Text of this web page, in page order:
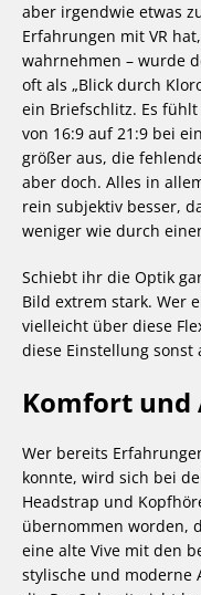
aber irgendwie etwas
Erfahrungen mit VR
wahrnehmen – wurde
oft als „Blick durch
ein Briefschlitz. Es
von 16:9 auf 21:9 bei
größer aus, die
aber doch. Alles in
rein subjektiv besser,
weniger wie durch
Schiebt ihr die Optik
Bild extrem stark. Wer
vielleicht über diese
diese Einstellung
Komfort und
Wer bereits
konnte, wird sich bei
Headstrap und
übernommen worden,
eine alte Vive mit den
stylische und moderne